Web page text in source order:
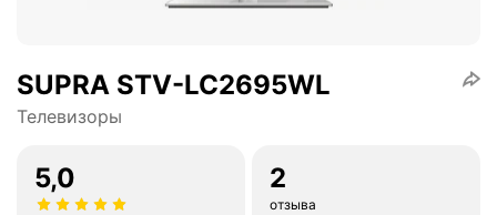
SUPRA STV-LC2695WL
Телевизоры
5,0 2
отзыва